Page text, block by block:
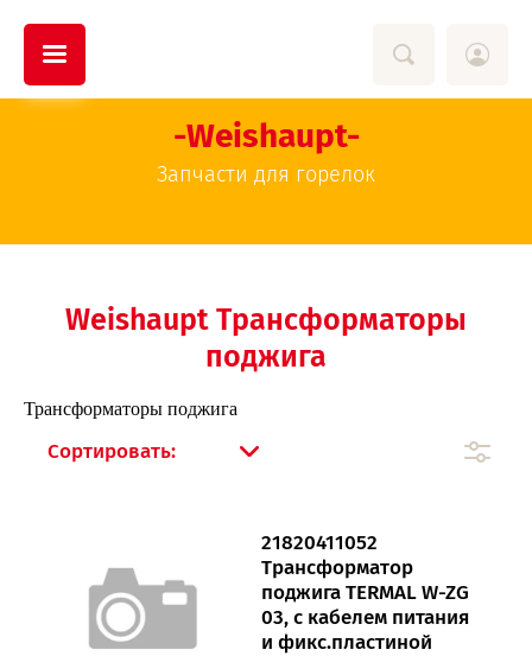
-Weishaupt-
Запчасти для горелок
Weishaupt Трансформаторы
поджига
Трансформаторы поджига
Сортировать:
21820411052
Трансформатор
поджига TERMAL W-ZG
03, с кабелем питания
и фикс.пластиной